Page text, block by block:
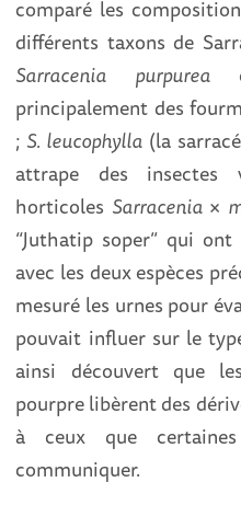
comparé les
différents taxons de
Sarracenia purpurea
principalement des
; S. leucophylla(la
attrape des insectes
horticoles Sarracenia×
“Juthatip soper” qui
avec les deux espèces
mesuré les urnes pour
pouvait influer sur le
ainsi découvert que
pourpre libèrent des
à ceux que
communiquer.